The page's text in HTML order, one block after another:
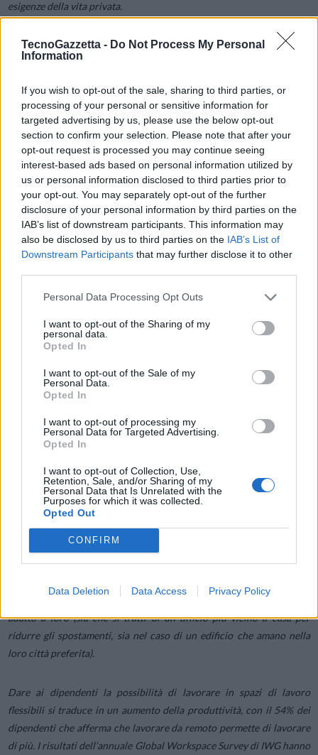
TecnoGazzetta - Do Not Process My Personal
Information
If you wish to opt-out of the sale, sharing to third parties, or
processing of your personal or sensitive information for
targeted advertising by us, please use the below opt-out
section to confirm your selection. Please note that after your
opt-out request is processed you may continue seeing
interest-based ads based on personal information utilized by
us or personal information disclosed to third parties prior to
your opt-out. You may separately opt-out of the further
disclosure of your personal information by third parties on the
IAB’s list of downstream participants. This information may
also be disclosed by us to third parties on the IAB’s List of
Downstream Participants that may further disclose it to other
Personal Data Processing Opt Outs
I want to opt-out of the Sharing of my
personal data.
Opted In
I want to opt-out of the Sale of my
Personal Data.
Opted In
I want to opt-out of processing my
Personal Data for Targeted Advertising.
Opted In
I want to opt-out of Collection, Use,
Retention, Sale, and/or Sharing of my
Personal Data that Is Unrelated with the
Purposes for which it was collected.
Opted Out
CONFIRM
Data Deletion Data Access Privacy Policy
esigenze della vita privata.
3) La Generazione Z entra a far parte della forza lavoro
Quest’anno la Generazione Z si è unita per la prima volta alla forza
lavoro attiva. È conosciuta come la prima generazione
completamente digitale. Alcuni studi sostengono che il 60% della
Generazione Z preferisce imparare attraverso tutorial e video di
YouTube. Questo rappresenta una nuova sfida per le Risorse Umane,
che dovranno adattare gli attuali metodi di formazione includendone
altri più visivi che coinvolgano al meglio i nativi digitali.
4) Il 5G accelera il luogo di lavoro
rapidi e maggiore affidabilità rispetto alle reti 4G. Questa tecnologia
di nuova generazione vedrà tempi di latenza quasi inesistenti, che
consentiranno di condividere i dati quasi in tempo reale. Le aziende
velocità e potenza di rete tali da aprire nuove possibilità. Il 5G
contribuirà poi alla digitalizzazione e all’automazione di più processi,
Nonostante il 5G sia ancora agli inizi, chi sarà in grado di adottare e
adattarsi a questa tecnologia prima della concorrenza, ne raccoglierà
i frutti in futuro.
5) Spazi di lavoro flessibili
Flessibilità è stata la parola d’ordine nel 2019: gli spazi di lavoro
offrono ai professionisti la possibilità di lavorare in un ambiente
adatto a loro (sia che si tratti di un ufficio più vicino a casa per
ridurre gli spostamenti, sia nel caso di un edificio che amano nella
loro città preferita).
Dare ai dipendenti la possibilità di lavorare in spazi di lavoro
flessibili si traduce in un aumento della produttività, con il 54% dei
dipendenti che afferma che lavorare da remoto permette di lavorare
di più. I risultati dell’annuale Global Workspace Survey di IWG hanno